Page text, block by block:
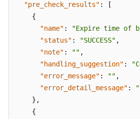
DDM
辑
库
查
"pre_check_results" :
[
{
"name" :
"Expire time of
"status" : "SUCCESS" ,
"note" : "" ,
"handling_suggestion" :
"error_message" : "" ,
"error_detail_message" :
} ,
{